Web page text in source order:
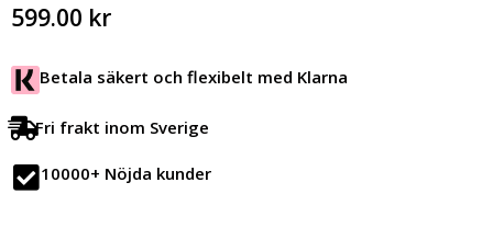
599.00 kr
Betala säkert och flexibelt med Klarna
Fri frakt inom Sverige
10000+ Nöjda kunder